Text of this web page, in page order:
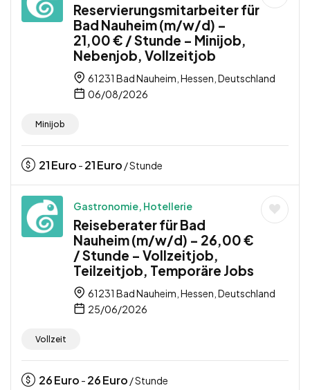
Reservierungsmitarbeiter für
Bad Nauheim (m/w/d) –
21,00 € / Stunde – Minijob,
Nebenjob, Vollzeitjob
61231 Bad Nauheim, Hessen, Deutschland
06/08/2026
Minijob
21Euro - 21Euro / Stunde
Gastronomie, Hotellerie
Reiseberater für Bad
Nauheim (m/w/d) – 26,00 €
/ Stunde – Vollzeitjob,
Teilzeitjob, Temporäre Jobs
61231 Bad Nauheim, Hessen, Deutschland
25/06/2026
Vollzeit
26Euro - 26Euro / Stunde